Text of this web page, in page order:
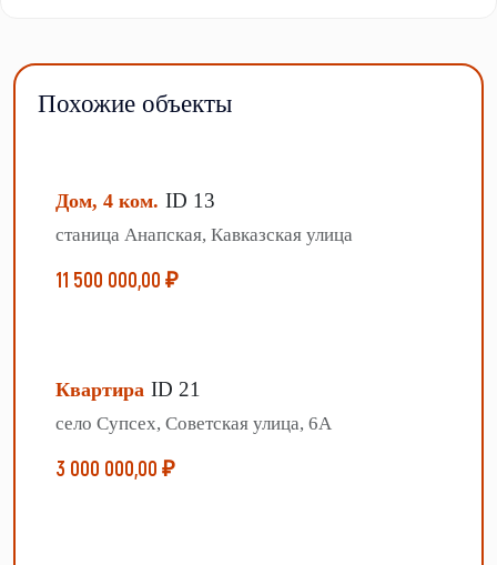
Похожие объекты
Дом, 4 ком. ID 13
станица Анапская, Кавказская улица
11 500 000,00 ₽
Квартира ID 21
село Супсех, Советская улица, 6А
3 000 000,00 ₽